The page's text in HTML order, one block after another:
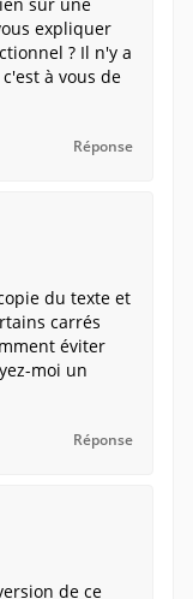
expliquer
? Il n'y a
à vous de
Réponse
du texte et
carrés
éviter
moi un
Réponse
de ce